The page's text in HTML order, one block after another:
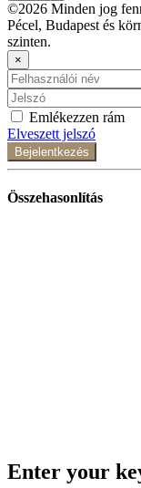
©2026 Minden jog
Pécel, Budapest és
szinten.
×
Emlékezzen rám
Elveszett jelszó
Bejelentkezés
Összehasonlítás
Enter your